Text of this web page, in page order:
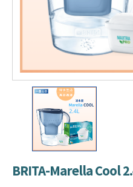
BRITA-Marella Cool